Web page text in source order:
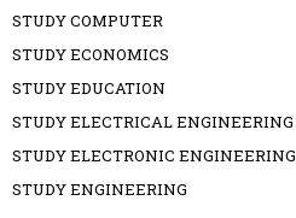
STUDY COMPUTER
STUDY ECONOMICS
STUDY EDUCATION
STUDY ELECTRICAL ENGINEERING
STUDY ELECTRONIC ENGINEERING
STUDY ENGINEERING